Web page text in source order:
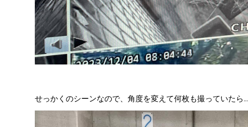
せっかくのシーンなので、角度を変えて何枚も撮っていたら...